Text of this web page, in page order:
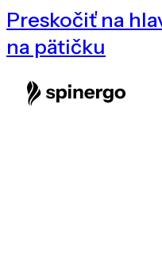
Preskočiť na
na pätičku